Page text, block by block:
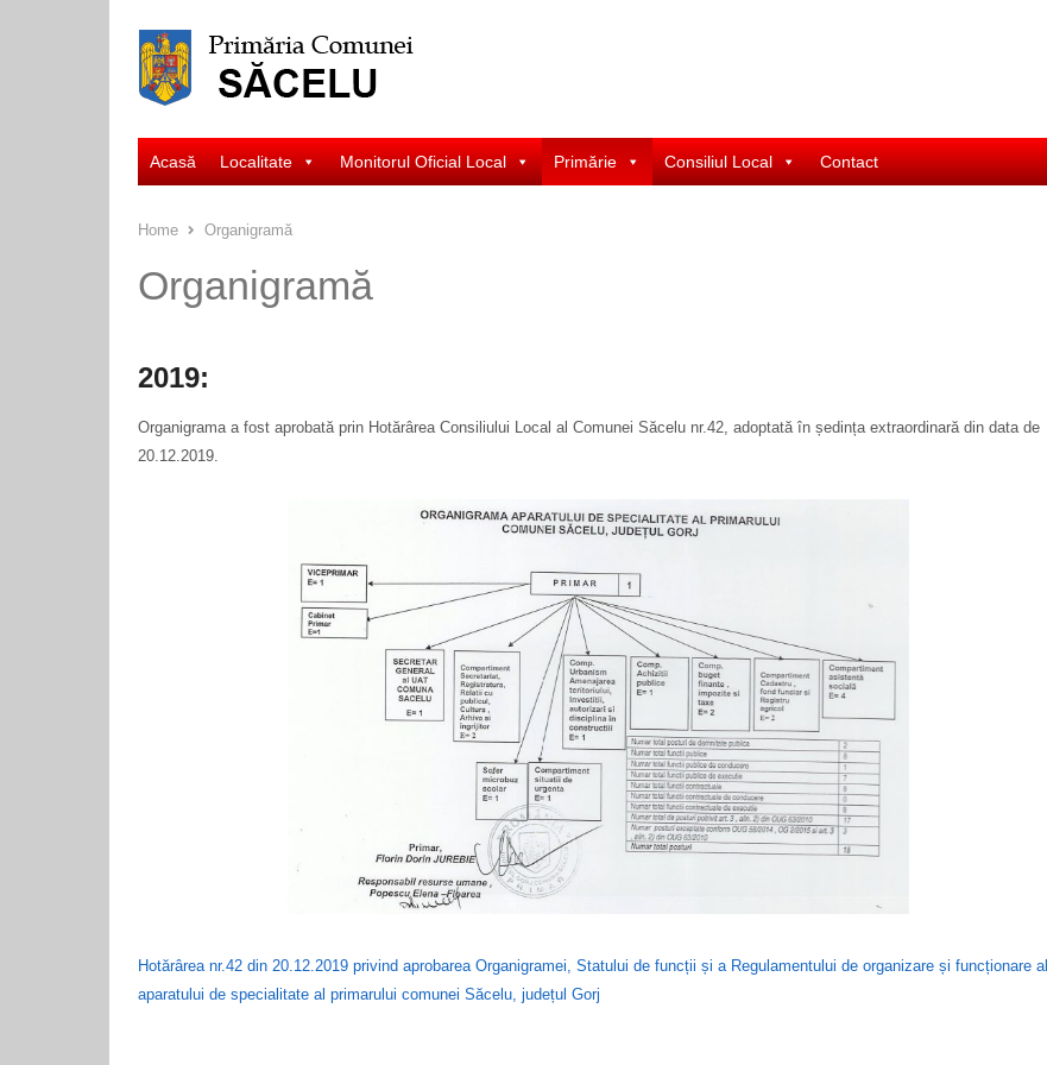
Acasă Localitate Monitorul Oficial Local Primărie Consiliul Local Contact
Home Organigramă
Organigramă
2019:
Organigrama a fost aprobată prin Hotărârea Consiliului Local al Comunei Săcelu nr.42, adoptată în ședința extraordinară din data de
20.12.2019.
Hotărârea nr.42 din 20.12.2019 privind aprobarea Organigramei, Statului de funcții și a Regulamentului de organizare și funcționare al
aparatului de specialitate al primarului comunei Săcelu, județul Gorj